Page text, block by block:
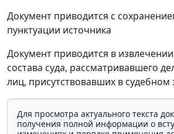
Документ приводится с
пунктуации источника
Документ приводится в
состава суда, рассматривавшего
лиц, присутствовавших в судебном
Для просмотра актуального текста
получения полной информации о